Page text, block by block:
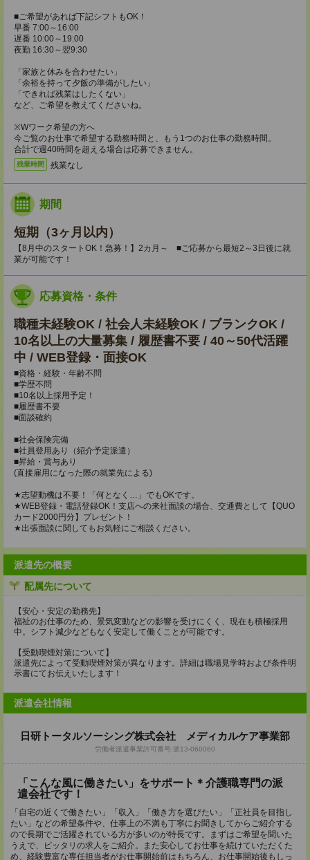
■ご希望があれば下記シフトもOK！
早番 7:00～16:00
遅番 10:00～19:00
夜勤 16:30～翌9:30
「家族と休みを合わせたい」
「余裕を持って夕飯の準備がしたい」
「できれば残業はしたくない」
など、ご希望を教えてくださいね。
※Wワーク希望の方へ
今ご覧のお仕事で希望する勤務時間と、もう1つのお仕事の勤務時間。
合計で週40時間を超える場合は応募できません。
残業時間 残業なし
期間
短期（3ヶ月以内）
【8月中のスタートOK！急募！】2カ月～ ■ご応募から最短2～3日後に就
業が可能です！
応募資格・条件
職種未経験OK / 社会人未経験OK / ブランクOK /
10名以上の大量募集 / 履歴書不要 / 40～50代活躍
中 / WEB登録・面接OK
■資格・経験・年齢不問
■学歴不問
■10名以上採用予定！
■履歴書不要
■面談確約
■社会保険完備
■社員登用あり（紹介予定派遣）
■昇給・賞与あり
(直接雇用になった際の就業先による)
★志望動機は不要！「何となく…」でもOKです。
★WEB登録・電話登録OK！支店への来社面談の場合、交通費として【QUO
カード2000円分】プレゼント！
★出張面談に関してもお気軽にご相談ください。
派遣先の概要
配属先について
【安心・安定の勤務先】
福祉のお仕事のため、景気変動などの影響を受けにくく、現在も積極採用
中。シフト減少などもなく安定して働くことが可能です。
【受動喫煙対策について】
派遣先によって受動喫煙対策が異なります。詳細は職場見学時および条件明
示書にてお伝えいたします！
派遣会社情報
日研トータルソーシング株式会社 メディカルケア事業部
労働者派遣事業許可番号:派13-060060
「こんな風に働きたい」をサポート＊介護職専門の派
遣会社です！
「自宅の近くで働きたい」「収入」「働き方を選びたい」「正社員を目指し
たい」などの希望条件や、仕事上の不満も丁寧にお聞きしてからご紹介する
ので長期でご活躍されている方が多いのが特長です。まずはご希望を聞いた
うえで、ピッタリの求人をご紹介。また安心してお仕事を続けていただくた
め、経験豊富な専任担当者がお仕事開始前はもちろん、お仕事開始後もしっ